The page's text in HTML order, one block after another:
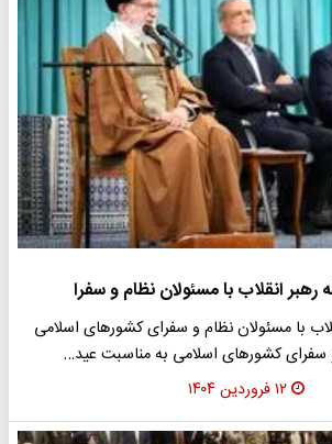
رهبر انقلاب با مسئولان نظام و سفرا
با مسئولان نظام و سفرای کشورهای اسلامی
سفرای کشورهای اسلامی به مناسبت عید…
۱۲ فروردین ۱۴۰۴